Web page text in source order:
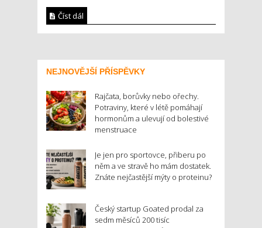
Číst dál
NEJNOVĚJŠÍ PŘÍSPĚVKY
Rajčata, borůvky nebo ořechy.
Potraviny, které v létě pomáhají
hormonům a ulevují od bolestivé
menstruace
Je jen pro sportovce, přiberu po
něm a ve stravě ho mám dostatek.
Znáte nejčastější mýty o proteinu?
Český startup Goated prodal za
sedm měsíců 200 tisíc